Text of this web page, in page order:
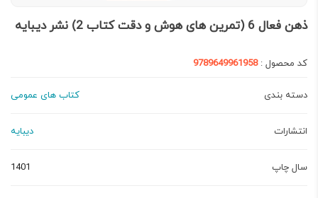
ذهن فعال 6 (تمرین های هوش و دقت کتاب 2) نشر دیبایه
کد محصول :9789649961958
دسته بندی کتاب های عمومی
انتشارات دیبایه
سال چاپ 1401